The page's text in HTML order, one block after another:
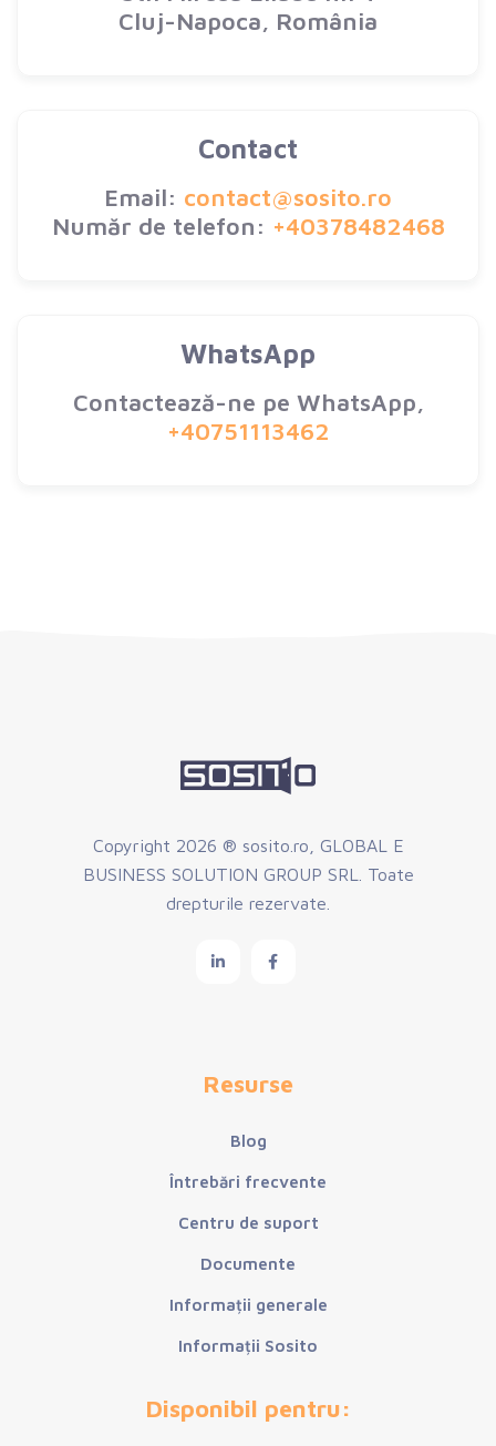
Cluj-Napoca, România
Contact
Email: contact@sosito.ro
Număr de telefon: +40378482468
WhatsApp
Contactează-ne pe WhatsApp,
+40751113462
Copyright 2026 ® sosito.ro, GLOBAL E
BUSINESS SOLUTION GROUP SRL. Toate
drepturile rezervate.
Resurse
Blog
Întrebări frecvente
Centru de suport
Documente
Informații generale
Informații Sosito
Disponibil pentru: